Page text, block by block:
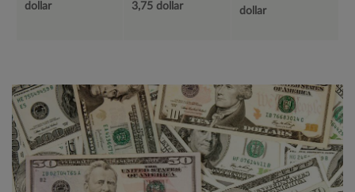
dollar
3,75 dollar
dollar